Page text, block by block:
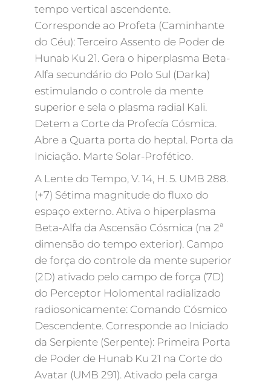
tempo vertical ascendente.
Corresponde ao Profeta (Caminhante
do Céu): Terceiro Assento de Poder de
Hunab Ku 21. Gera o hiperplasma Beta-
Alfa secundário do Polo Sul (Darka)
estimulando o controle da mente
superior e sela o plasma radial Kali.
Detem a Corte da Profecía Cósmica.
Abre a Quarta porta do heptal. Porta da
Iniciação. Marte Solar-Profético.
A Lente do Tempo, V. 14, H. 5. UMB 288.
(+7) Sétima magnitude do fluxo do
espaço externo. Ativa o hiperplasma
Beta-Alfa da Ascensão Cósmica (na 2ª
dimensão do tempo exterior). Campo
de força do controle da mente superior
(2D) ativado pelo campo de força (7D)
do Perceptor Holomental radializado
radiosonicamente: Comando Cósmico
Descendente. Corresponde ao Iniciado
da Serpiente (Serpente): Primeira Porta
de Poder de Hunab Ku 21 na Corte do
Avatar (UMB 291). Ativado pela carga